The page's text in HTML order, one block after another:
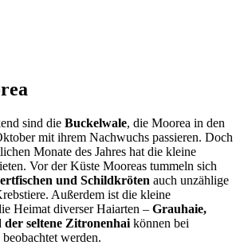
sind die Buckelwale, die Moorea in den
mit ihrem Nachwuchs passieren. Doch
Monate des Jahres hat die kleine
Vor der Küste Mooreas tummeln sich
und Schildkröten auch unzählige
Außerdem ist die kleine
Heimat diverser Haiarten – Grauhaie,
der seltene Zitronenhai können bei
werden.